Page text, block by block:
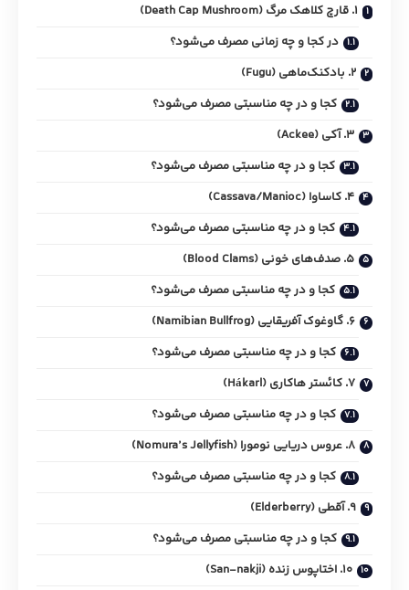
1. قارچ کلاهک مرگ (Death Cap Mushroom)
در کجا و چه زمانی مصرف می‌شود؟
2. بادکنک‌ماهی (Fugu)
کجا و در چه مناسبتی مصرف می‌شود؟
3. آکی (Ackee)
کجا و در چه مناسبتی مصرف می‌شود؟
4. کاساوا (Cassava/Manioc)
کجا و در چه مناسبتی مصرف می‌شود؟
5. صدف‌های خونی (Blood Clams)
کجا و در چه مناسبتی مصرف می‌شود؟
6. گاوغوک آفریقایی (Namibian Bullfrog)
کجا و در چه مناسبتی مصرف می‌شود؟
7. کائستر هاکاری (Hákarl)
کجا و در چه مناسبتی مصرف می‌شود؟
8. عروس دریایی نومورا (Nomura’s Jellyfish)
کجا و در چه مناسبتی مصرف می‌شود؟
9. آقطی (Elderberry)
کجا و در چه مناسبتی مصرف می‌شود؟
10. اختاپوس زنده (San-nakji)